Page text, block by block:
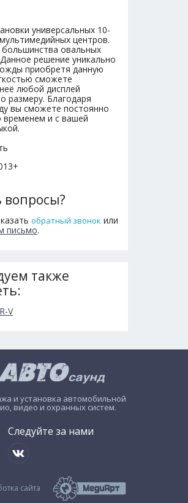
универсальных 10-
центров.
овальных
решение уникально
приобретя данную
сможете
любой дисплей
размеру. Благодаря
вы сможете постоянно
временем и с вашей
вопросы?
обратный звонок или
письмо.
также
V
и установка автомобильной
видео и охранных систем.
Следуйте за нами
сайта